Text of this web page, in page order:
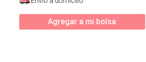
Agregar a mi bolsa